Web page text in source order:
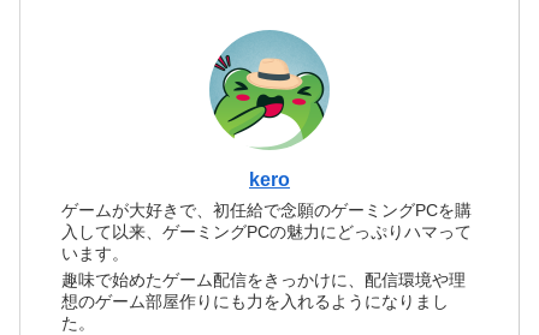
kero
ゲームが大好きで、初任給で念願のゲーミングPCを購
入して以来、ゲーミングPCの魅力にどっぷりハマって
います。
趣味で始めたゲーム配信をきっかけに、配信環境や理
想のゲーム部屋作りにも力を入れるようになりまし
た。